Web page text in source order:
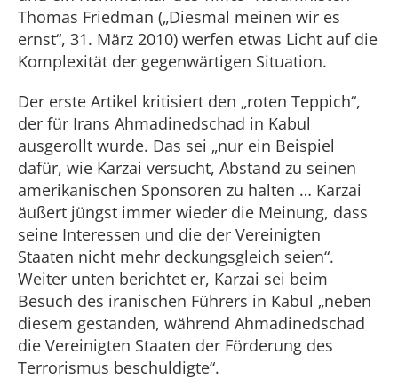
Thomas Friedman („Diesmal meinen wir es
ernst“, 31. März 2010) werfen etwas Licht auf die
Komplexität der gegenwärtigen Situation.
Der erste Artikel kritisiert den „roten Teppich“,
der für Irans Ahmadinedschad in Kabul
ausgerollt wurde. Das sei „nur ein Beispiel
dafür, wie Karzai versucht, Abstand zu seinen
amerikanischen Sponsoren zu halten … Karzai
äußert jüngst immer wieder die Meinung, dass
seine Interessen und die der Vereinigten
Staaten nicht mehr deckungsgleich seien“.
Weiter unten berichtet er, Karzai sei beim
Besuch des iranischen Führers in Kabul „neben
diesem gestanden, während Ahmadinedschad
die Vereinigten Staaten der Förderung des
Terrorismus beschuldigte“.